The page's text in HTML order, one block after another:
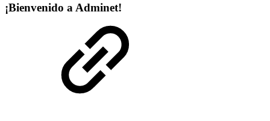
¡Bienvenido a Adminet!